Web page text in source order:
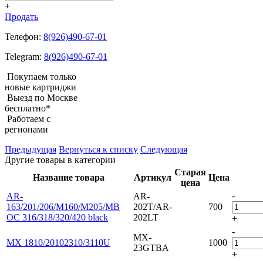
+
Продать
Телефон: 8(926)490-67-01
Telegram: 8(926)490-67-01
Покупаем только
новые картриджи
Выезд по Москве
бесплатно*
Работаем с
регионами
Предыдущая Вернуться к списку Следующая
Другие товары в категории
Название товара
Артикул
Старая
цена
Цена
AR-
163/201/206/M160/M205/MB
OC 316/318/320/420 black
AR-
202T/AR-
202LT
700
-
+
MX 1810/20102310/3110U
MX-
23GTBA
1000
-
+